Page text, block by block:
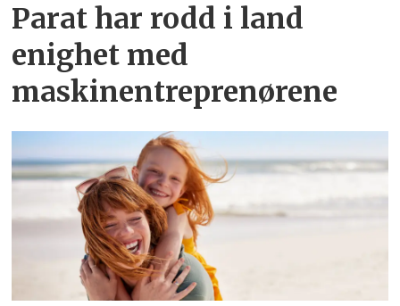
Parat har rodd i land
enighet med
maskinentreprenørene